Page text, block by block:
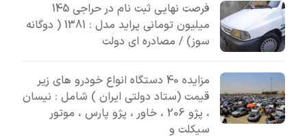
فرصت نهایی ثبت نام در حراجی 145
میلیون تومانی پراید مدل : 1381 ( دوگانه
سوز) / مصادره ای دولت
مزایده 40 دستگاه انواع خودرو های زیر
قیمت (ستاد دولتی ایران ) شامل : نیسان
، پژو 206 ، خاور ، پژو پارس ، موتور
سیکلت و